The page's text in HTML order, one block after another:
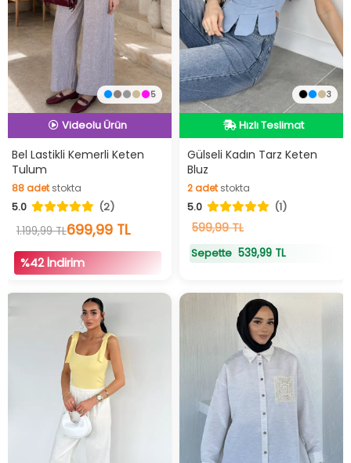
5
İndirimli Ürün
Hızlı Teslimat
Videolu Ürün
Bel Lastikli Kemerli Keten
Tulum
88adet
88 adetstokta
5.0
(2)
1.199,99 TL699,99 TL
%42 İndirim
3
Hızlı Teslimat
Hızlı Teslimat
Gülseli Kadın Tarz Keten
Bluz
2 adet
2 adetstokta
5.0 (1)
599,99 TL
Sepette 539,99 TL